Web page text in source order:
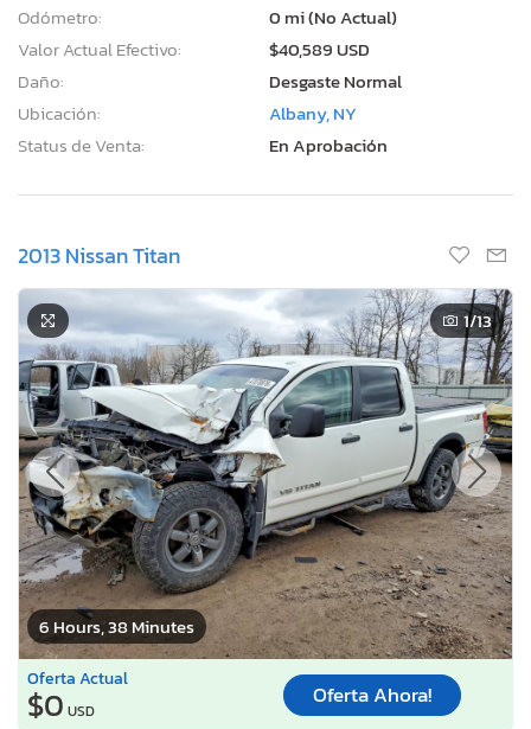
Odómetro:
0 mi (No Actual)
Valor Actual Efectivo:
$40,589 USD
Daño:
Desgaste Normal
Ubicación:
Albany, NY
Status de Venta:
En Aprobación
2013 Nissan Titan
6 Hours, 38 Minutes
1/13
Oferta Actual
$0 USD
Oferta Ahora!